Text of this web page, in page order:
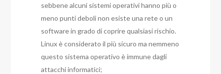
sebbene alcuni sistemi operativi hanno più o
meno punti deboli non esiste una rete o un
software in grado di coprire qualsiasi rischio.
Linux è considerato il più sicuro ma nemmeno
questo sistema operativo è immune dagli
attacchi informatici;